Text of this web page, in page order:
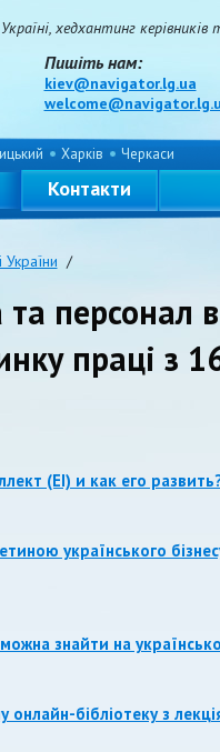
хедхантинг керівників
Пишіть нам:
kiev@navigator.lg.ua
Харків Черкаси
Контакти
/
персонал в
праці з
(EI) и как его
українського
знайти на
онлайн-бібліотеку з